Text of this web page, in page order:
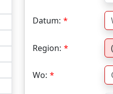
Datum:
Region:
Wo: